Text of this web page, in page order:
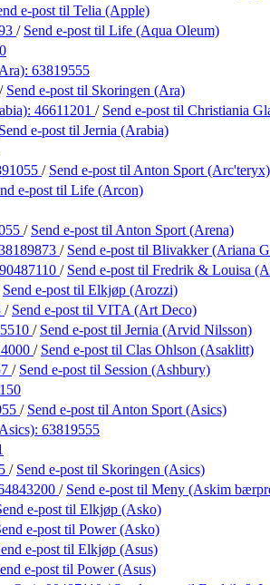
e-post til Telia (Apple)
/ Send e-post til Life (Aqua Oleum)
63819555
/ Send e-post til Skoringen (Ara)
46611201 / Send e-post til Christiania
Send e-post til Jernia (Arabia)
/ Send e-post til Anton Sport (Arc'teryx)
e-post til Life (Arcon)
/ Send e-post til Anton Sport (Arena)
/ Send e-post til Blivakker (Ariana
90487110 / Send e-post til Fredrik & Louisa
Send e-post til Elkjøp (Arozzi)
/ Send e-post til VITA (Art Deco)
/ Send e-post til Jernia (Arvid Nilsson)
/ Send e-post til Clas Ohlson (Asaklitt)
/ Send e-post til Session (Ashbury)
/ Send e-post til Anton Sport (Asics)
63819555
/ Send e-post til Skoringen (Asics)
/ Send e-post til Meny (Askim
e-post til Elkjøp (Asko)
e-post til Power (Asko)
e-post til Elkjøp (Asus)
e-post til Power (Asus)